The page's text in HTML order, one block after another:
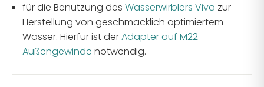
für die Benutzung des Wasserwirblers Viva zur
Herstellung von geschmacklich optimiertem
Wasser. Hierfür ist derAdapter auf M22
Außengewinde notwendig.